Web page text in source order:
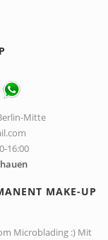
Mitte
16:00
MAKE-UP
Microblading :) Mit